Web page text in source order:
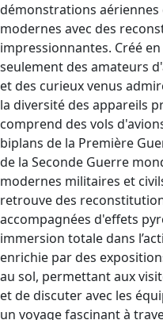
démonstrations aériennes
modernes avec des
impressionnantes. Créé
seulement des amateurs
et des curieux venus
la diversité des appareils
comprend des vols
biplans de la Première
de la Seconde Guerre
modernes militaires et
retrouve des
accompagnées d'effets
immersion totale dans
enrichie par des
au sol, permettant aux
et de discuter avec les
un voyage fascinant à